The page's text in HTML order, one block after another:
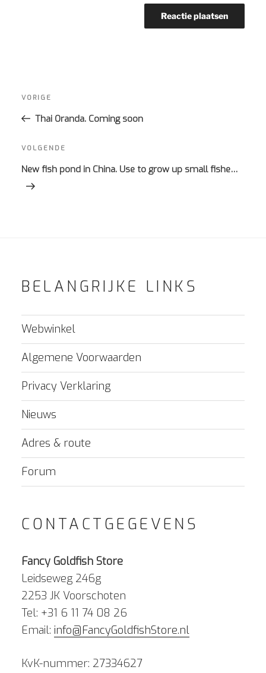
navigatie
Vorig
bericht
VORIGE
Thai Oranda. Coming soon
Volgend
bericht
VOLGENDE
New fish pond in China. Use to grow up small fishe…
BELANGRIJKE LINKS
Webwinkel
Algemene Voorwaarden
Privacy Verklaring
Nieuws
Adres & route
Forum
CONTACTGEGEVENS
Fancy Goldfish Store
Leidseweg 246g
2253 JK Voorschoten
Tel: +31 6 11 74 08 26
Email: info@FancyGoldfishStore.nl
KvK-nummer: 27334627